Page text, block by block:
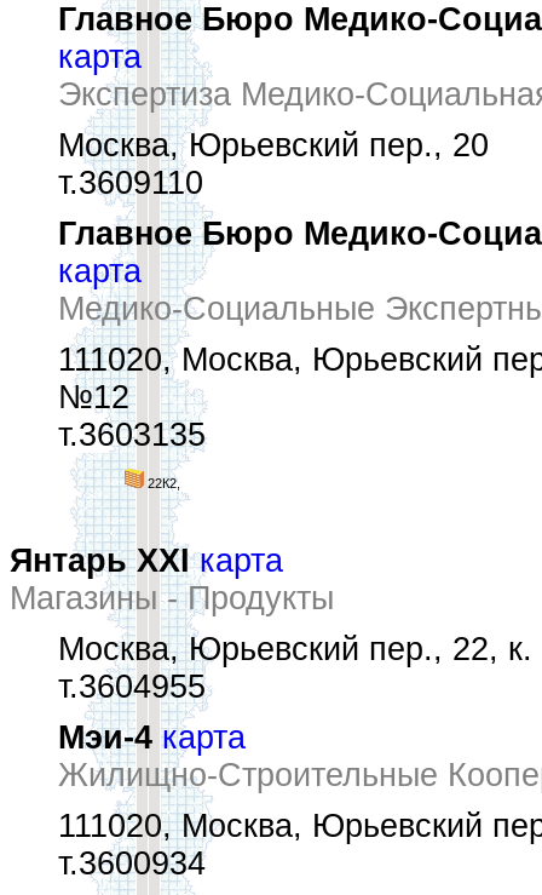
Главное Бюро Медико-
карта
Экспертиза Медико-
Москва, Юрьевский пер., 20
т.3609110
Главное Бюро Медико-
карта
Медико-Социальные
111020, Москва, Юрьевский
№12
т.3603135
22К2,
Янтарь XXI карта
Магазины - Продукты
Москва, Юрьевский пер., 22, к.
т.3604955
Мэи-4 карта
Жилищно-Строительные
111020, Москва, Юрьевский
т.3600934